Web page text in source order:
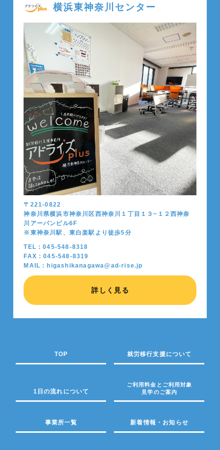
横浜東神奈川センター
〒221-0822
神奈川県横浜市神奈川区西神奈川１丁目１３−１２西神奈
川アーバンビル6F
※東神奈川駅、東白楽駅より徒歩5分
TEL：045-548-8318
FAX：045-548-8319
MAIL：higashikanagawa@ad-rise.jp
詳しく見る
TOP 就労移行支援について
1日の流れについて
ご利用料金とご利用対象
見学のご案内
事業所一覧 新着情報・お知らせ